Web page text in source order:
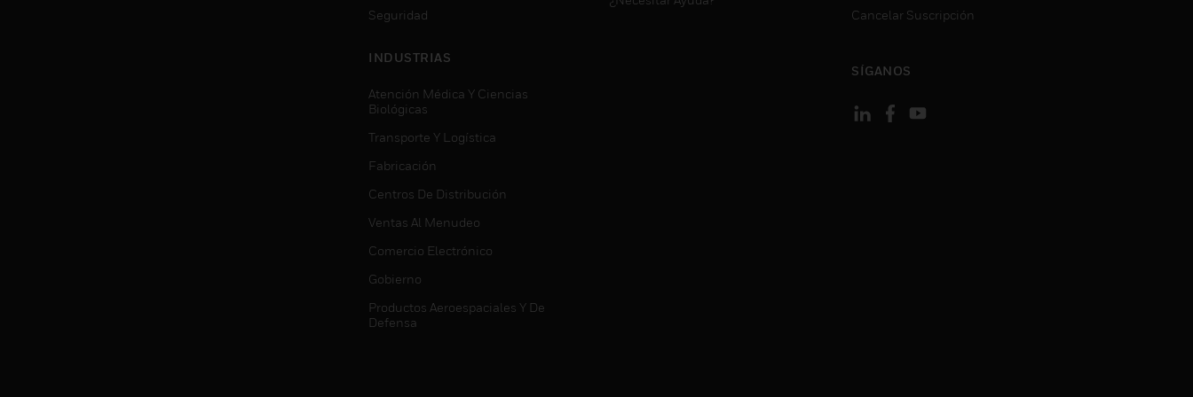
Seguridad
INDUSTRIAS
Atención Médica Y Ciencias
Biológicas
Transporte Y Logística
Fabricación
Centros De Distribución
Ventas Al Menudeo
Comercio Electrónico
Gobierno
Productos Aeroespaciales Y De
Defensa
Cancelar Suscripción
SÍGANOS